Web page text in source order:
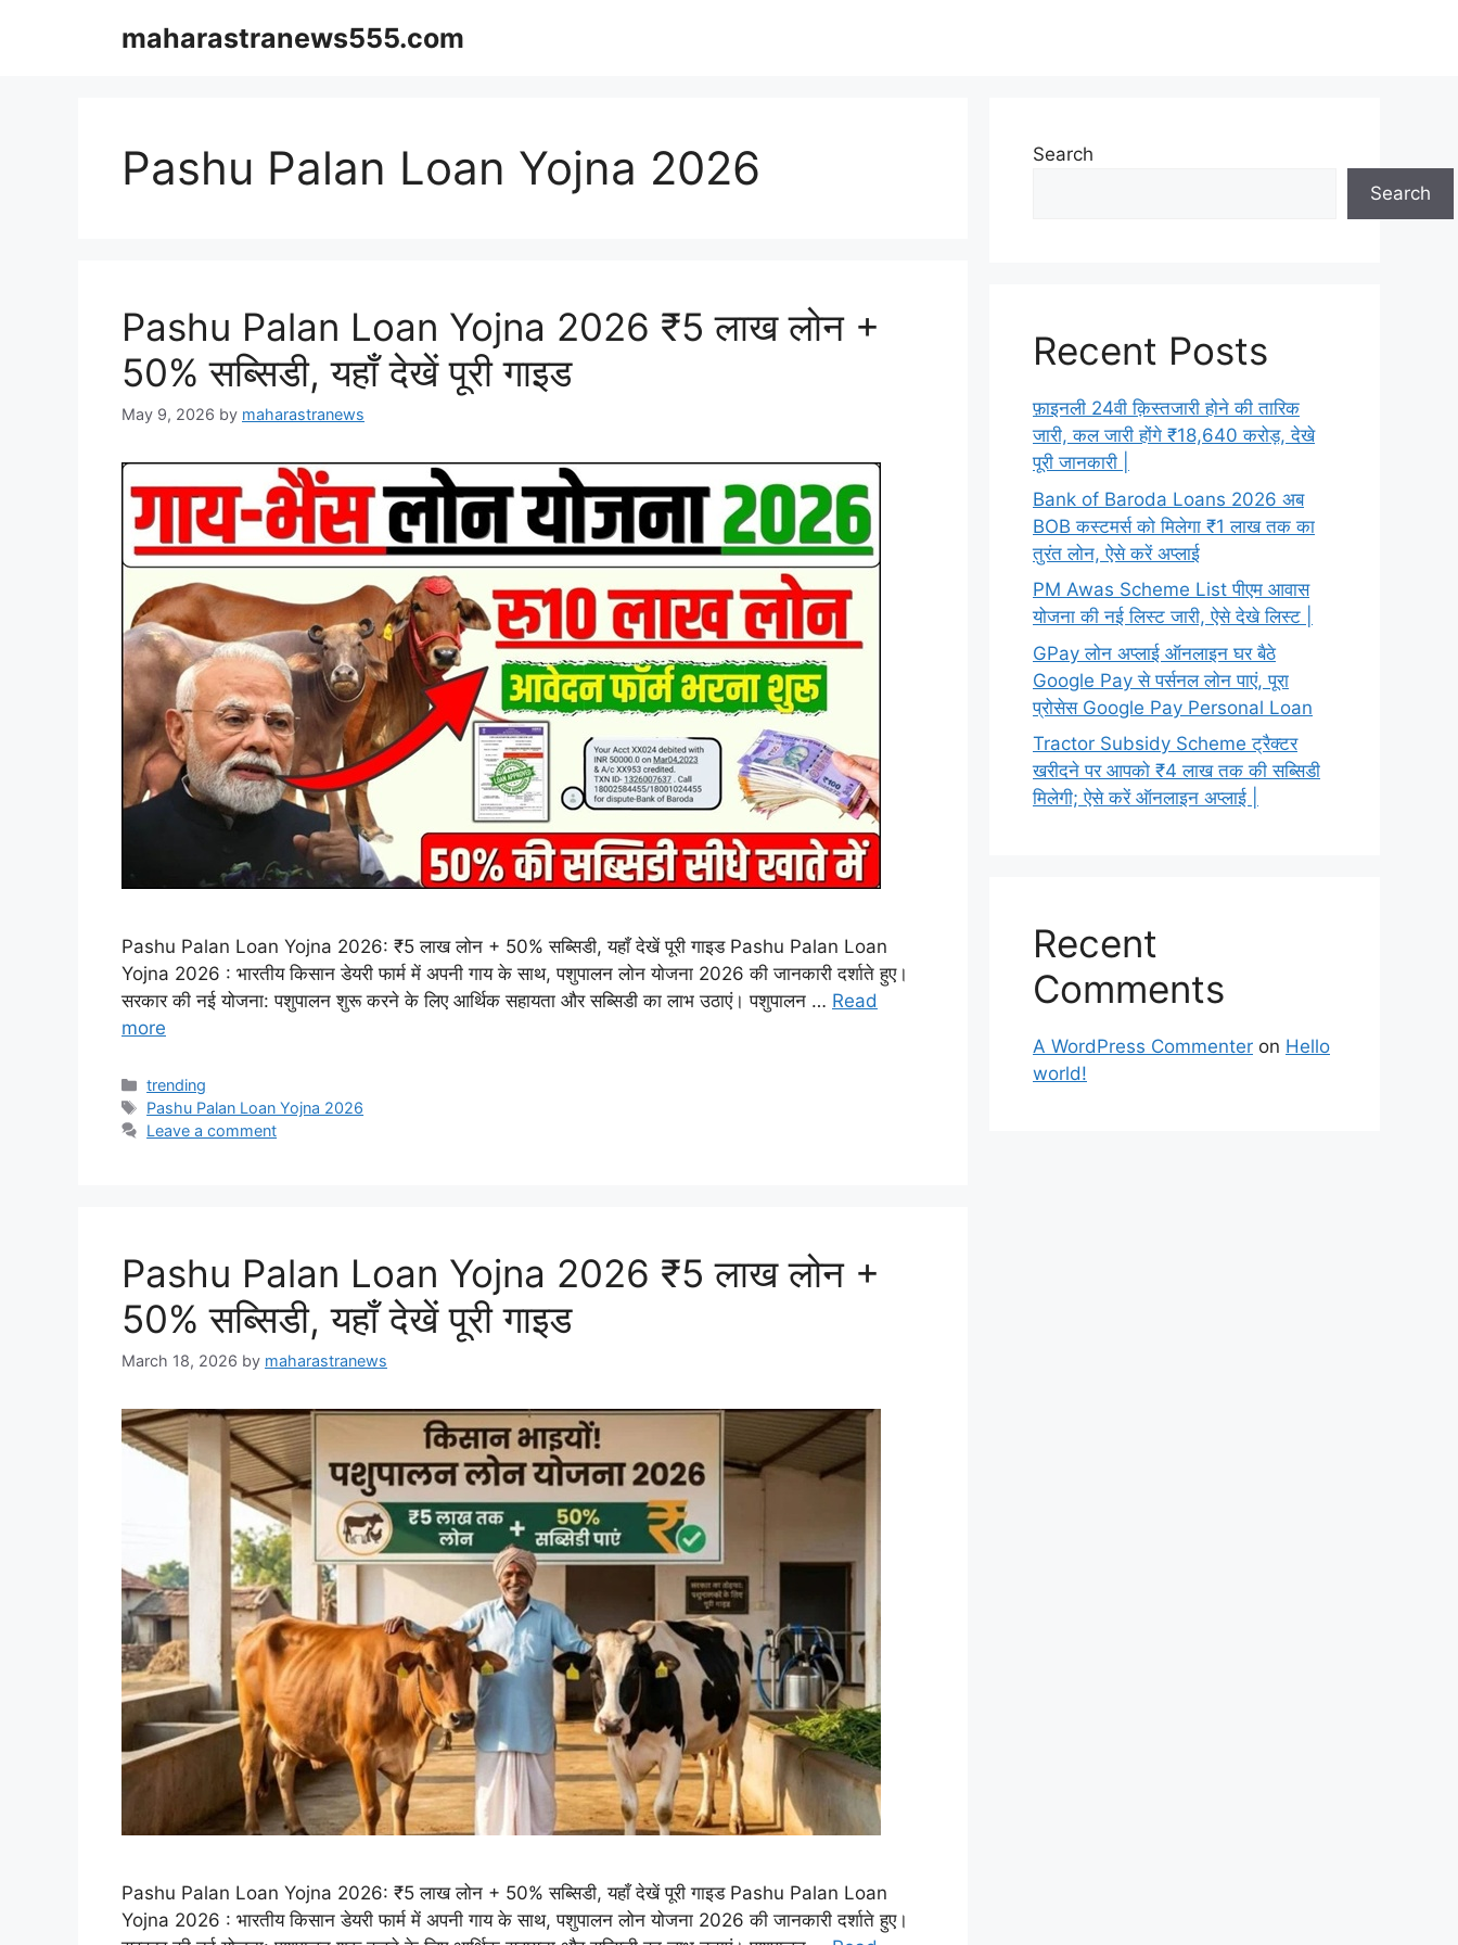
maharastranews555.com
Pashu Palan Loan Yojna 2026
Pashu Palan Loan Yojna 2026 ₹5 लाख लोन +
50% सब्सिडी, यहाँ देखें पूरी गाइड
May 9, 2026 by maharastranews
Pashu Palan Loan Yojna 2026: ₹5 लाख लोन + 50% सब्सिडी, यहाँ देखें पूरी गाइड Pashu Palan Loan
Yojna 2026 : भारतीय किसान डेयरी फार्म में अपनी गाय के साथ, पशुपालन लोन योजना 2026 की जानकारी दर्शाते हुए।
सरकार की नई योजना: पशुपालन शुरू करने के लिए आर्थिक सहायता और सब्सिडी का लाभ उठाएं। पशुपालन … Read
more
Categories
trending
Tags
Pashu Palan Loan Yojna 2026
Leave a comment
Pashu Palan Loan Yojna 2026 ₹5 लाख लोन +
50% सब्सिडी, यहाँ देखें पूरी गाइड
March 18, 2026 by maharastranews
Pashu Palan Loan Yojna 2026: ₹5 लाख लोन + 50% सब्सिडी, यहाँ देखें पूरी गाइड Pashu Palan Loan
Yojna 2026 : भारतीय किसान डेयरी फार्म में अपनी गाय के साथ, पशुपालन लोन योजना 2026 की जानकारी दर्शाते हुए।
Search
Search
Recent Posts
फ़ाइनली 24वी क़िस्तजारी होने की तारिक
जारी, कल जारी होंगे ₹18,640 करोड़, देखे
पूरी जानकारी |
Bank of Baroda Loans 2026 अब
BOB कस्टमर्स को मिलेगा ₹1 लाख तक का
तुरंत लोन, ऐसे करें अप्लाई
PM Awas Scheme List पीएम आवास
योजना की नई लिस्ट जारी, ऐसे देखे लिस्ट |
GPay लोन अप्लाई ऑनलाइन घर बैठे
Google Pay से पर्सनल लोन पाएं, पूरा
प्रोसेस Google Pay Personal Loan
Tractor Subsidy Scheme ट्रैक्टर
खरीदने पर आपको ₹4 लाख तक की सब्सिडी
मिलेगी; ऐसे करें ऑनलाइन अप्लाई |
Recent
Comments
A WordPress Commenter on Hello
world!